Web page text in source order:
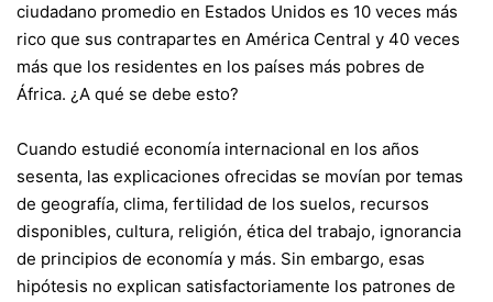
ciudadano promedio en Estados Unidos es 10 veces más
rico que sus contrapartes en América Central y 40 veces
más que los residentes en los países más pobres de
África. ¿A qué se debe esto?
Cuando estudié economía internacional en los años
sesenta, las explicaciones ofrecidas se movían por temas
de geografía, clima, fertilidad de los suelos, recursos
disponibles, cultura, religión, ética del trabajo, ignorancia
de principios de economía y más. Sin embargo, esas
hipótesis no explican satisfactoriamente los patrones de